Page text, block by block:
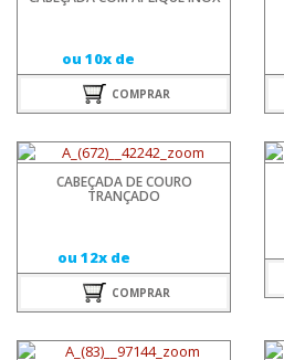
ou 10x de
COMPRAR
CABEÇADA DE COURO
TRANÇADO
ou 12x de
COMPRAR